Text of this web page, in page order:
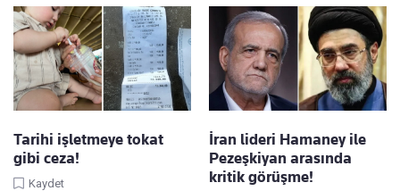
Tarihi işletmeye tokat
gibi ceza!
Kaydet
İran lideri Hamaney ile
Pezeşkiyan arasında
kritik görüşme!